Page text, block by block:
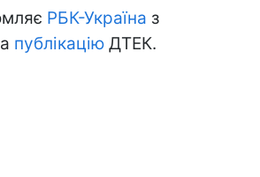
РБК-Україна з
публікацію ДТЕК.